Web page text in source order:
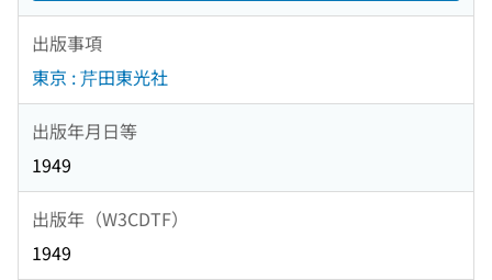
出版事項
東京 : 芹田東光社
出版年月日等
1949
出版年（W3CDTF）
1949